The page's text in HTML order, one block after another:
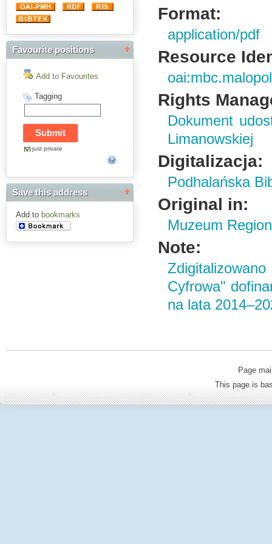
Favourite positions
Add to Favourites
Tagging
just private
Save this address
Add to bookmarks
Format:
application/pdf
Resource
Rights
Dokument
Limanowskiej
Digitalizacja:
Podhalańska
Original in:
Muzeum
Note:
Cyfrowa"
na lata
Page
This page is